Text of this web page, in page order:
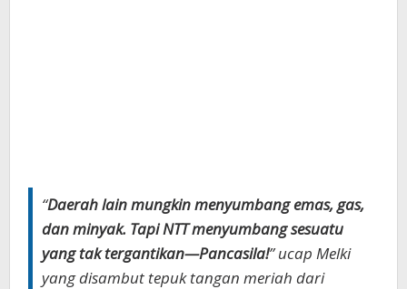
“Daerah lain mungkin menyumbang emas, gas,
dan minyak. Tapi NTT menyumbang sesuatu
yang tak tergantikan—Pancasila!” ucap Melki
yang disambut tepuk tangan meriah dari